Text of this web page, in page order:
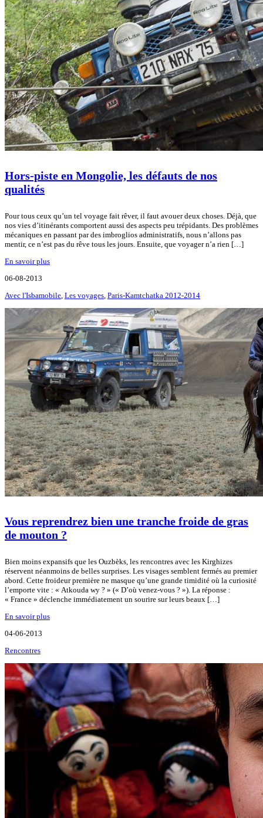
Hors-piste en Mongolie, les défauts de nos
qualités
Pour tous ceux qu’un tel voyage fait rêver, il faut avouer deux choses. Déjà, que
nos vies d’itinérants comportent aussi des aspects peu trépidants. Des problèmes
mécaniques en passant par des imbroglios administratifs, nous n’allons pas
mentir, ce n’est pas du rêve tous les jours. Ensuite, que voyager n’a rien […]
En savoir plus
06-08-2013
Avec l'Isbamobile, Les voyages, Paris-Kamtchatka 2012-2014
Vous reprendrez bien une tranche froide de gras
de mouton ?
Bien moins expansifs que les Ouzbèks, les rencontres avec les Kirghizes
réservent néanmoins de belles surprises. Les visages semblent fermés au premier
abord. Cette froideur première ne masque qu’une grande timidité où la curiosité
l’emporte vite : « Atkouda wy ? » (« D’où venez-vous ? »). La réponse :
« France » déclenche immédiatement un sourire sur leurs beaux […]
En savoir plus
04-06-2013
Rencontres